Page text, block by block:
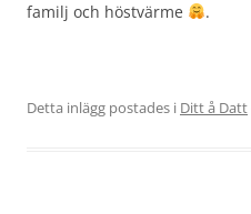
familj och höstvärme
.
Detta inlägg postades i Ditt å Datt